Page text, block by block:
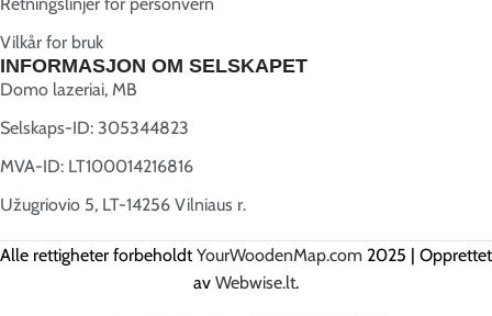
Vilkår for bruk
INFORMASJON OM SELSKAPET
Domo lazeriai, MB
Selskaps-ID: 305344823
MVA-ID: LT100014216816
Užugriovio 5, LT-14256 Vilniaus r.
Alle rettigheter forbeholdtYourWoodenMap.com 2025 | Opprettet
av Webwise.lt.